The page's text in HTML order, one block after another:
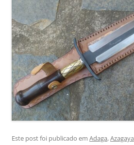
Este post foi publicado em Adaga,Azagaya